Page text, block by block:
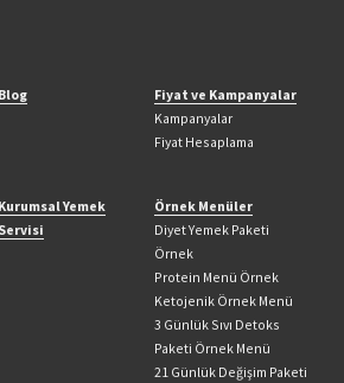
Blog
Fiyat ve Kampanyalar
Kampanyalar
Fiyat Hesaplama
Kurumsal Yemek
Servisi
Örnek Menüler
Diyet Yemek Paketi
Örnek
Protein Menü Örnek
Ketojenik Örnek Menü
3 Günlük Sıvı Detoks
Paketi Örnek Menü
21 Günlük Değişim Paketi